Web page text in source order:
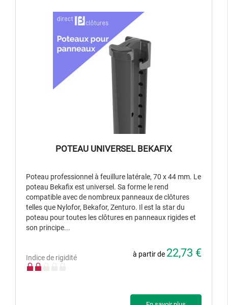
POTEAU UNIVERSEL BEKAFIX
Poteau professionnel à feuillure latérale, 70 x 44 mm. Le
poteau Bekafix est universel. Sa forme le rend
compatible avec de nombreux panneaux de clôtures
telles que Nylofor, Bekafor, Zenturo. Il est la star du
poteau pour toutes les clôtures en panneaux rigides et
son principe...
Indice de rigidité à partir de 22,73 €